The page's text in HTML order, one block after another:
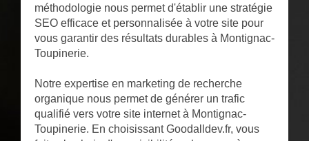
méthodologie nous permet d'établir une stratégie
SEO efficace et personnalisée à votre site pour
vous garantir des résultats durables à Montignac-
Toupinerie.
Notre expertise en marketing de recherche
organique nous permet de générer un trafic
qualifié vers votre site internet à Montignac-
Toupinerie. En choisissant Goodalldev.fr, vous